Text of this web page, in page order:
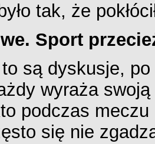
tak, że
Sport
są dyskusje,
wyraża
podczas
się nie